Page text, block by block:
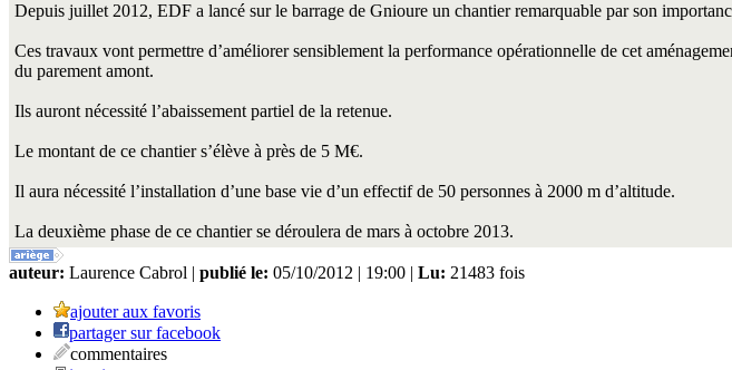
Depuis juillet 2012, EDF a lancé sur le barrage de Gnioure un chantier remarquable par son
Ces travaux vont permettre d’améliorer sensiblement la performance opérationnelle de cet
du parement amont.
Ils auront nécessité l’abaissement partiel de la retenue.
Le montant de ce chantier s’élève à près de 5 M€.
Il aura nécessité l’installation d’une base vie d’un effectif de 50 personnes à 2000 m d’altitude.
La deuxième phase de ce chantier se déroulera de mars à octobre 2013.
auteur: Laurence Cabrol | publié le: 05/10/2012 | 19:00 | Lu: 21483 fois
ajouter aux favoris
partager sur facebook
commentaires